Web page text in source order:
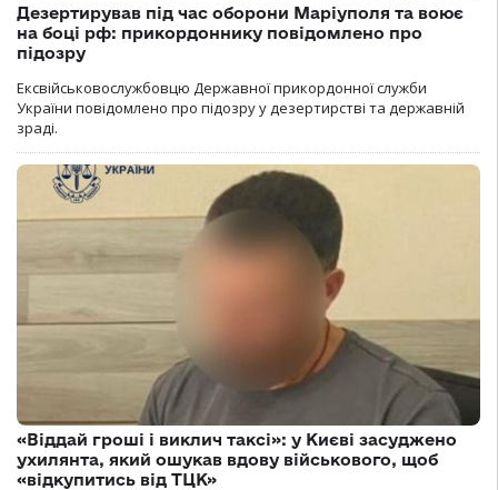
Дезертирував під час оборони Маріуполя та воює
на боці рф: прикордоннику повідомлено про
підозру
Ексвійськовослужбовцю Державної прикордонної служби
України повідомлено про підозру у дезертирстві та державній
зраді.
«Віддай гроші і виклич таксі»: у Києві засуджено
ухилянта, який ошукав вдову військового, щоб
«відкупитись від ТЦК»